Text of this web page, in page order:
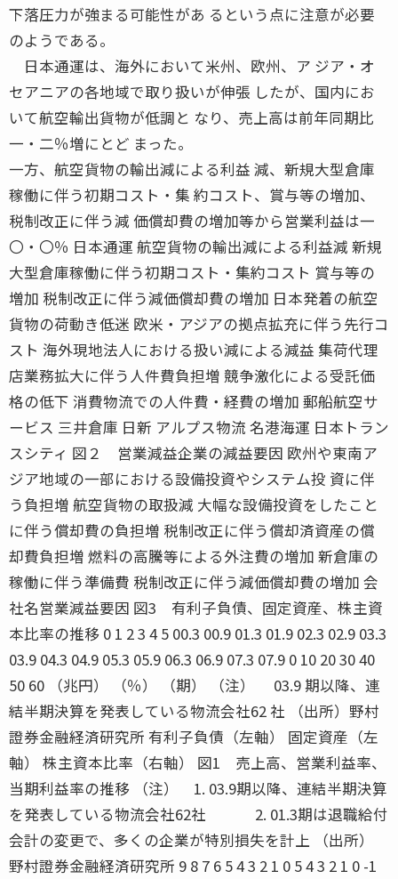
下落圧力が強まる可能性があ るという点に注意が必要
のようである。
日本通運は、海外において米州、欧州、ア ジア・オ
セアニアの各地域で取り扱いが伸張 したが、国内にお
いて航空輸出貨物が低調と なり、売上高は前年同期比
一・二％増にとど まった。
一方、航空貨物の輸出減による利益 減、新規大型倉庫
稼働に伴う初期コスト・集 約コスト、賞与等の増加、
税制改正に伴う減 価償却費の増加等から営業利益は一
〇・〇％ 日本通運 航空貨物の輸出減による利益減 新規
大型倉庫稼働に伴う初期コスト・集約コスト 賞与等の
増加 税制改正に伴う減価償却費の増加 日本発着の航空
貨物の荷動き低迷 欧米・アジアの拠点拡充に伴う先行コ
スト 海外現地法人における扱い減による減益 集荷代理
店業務拡大に伴う人件費負担増 競争激化による受託価
格の低下 消費物流での人件費・経費の増加 郵船航空サ
ービス 三井倉庫 日新 アルプス物流 名港海運 日本トラン
スシティ 図２ 営業減益企業の減益要因 欧州や東南ア
ジア地域の一部における設備投資やシステム投 資に伴
う負担増 航空貨物の取扱減 大幅な設備投資をしたこと
に伴う償却費の負担増 税制改正に伴う償却済資産の償
却費負担増 燃料の高騰等による外注費の増加 新倉庫の
稼働に伴う準備費 税制改正に伴う減価償却費の増加 会
社名営業減益要因 図3 有利子負債、固定資産、株主資
本比率の推移 0 1 2 3 4 5 00.3 00.9 01.3 01.9 02.3 02.9 03.3
03.9 04.3 04.9 05.3 05.9 06.3 06.9 07.3 07.9 0 10 20 30 40
50 60 （兆円） （％） （期） （注） 03.9 期以降、連
結半期決算を発表している物流会社62 社 （出所）野村
證券金融経済研究所 有利子負債（左軸） 固定資産（左
軸） 株主資本比率（右軸） 図1 売上高、営業利益率、
当期利益率の推移 （注） 1. 03.9期以降、連結半期決算
を発表している物流会社62社 2. 01.3期は退職給付
会計の変更で、多くの企業が特別損失を計上 （出所）
野村證券金融経済研究所 9 8 7 6 5 4 3 2 1 0 5 4 3 2 1 0 -1